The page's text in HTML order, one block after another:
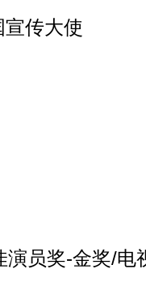
传大使
员奖-金奖/电